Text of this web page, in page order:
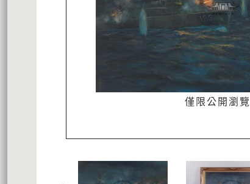
僅限公開瀏覽